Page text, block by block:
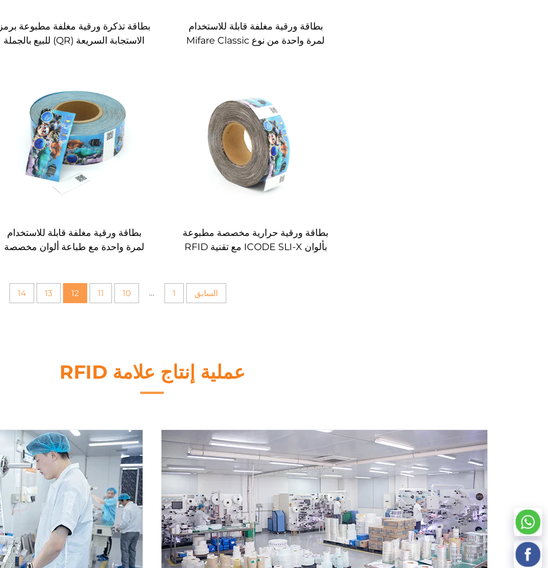
بطاقة ورقية مغلفة قابلة للاستخدام
لمرة واحدة من نوع Mifare Classic
بطاقة تذكرة ورقية مغلفة مطبوعة برمز
الاستجابة السريعة (QR) للبيع بالجملة
بطاقة ورقية حرارية مخصصة مطبوعة
بألوان ICODE SLI-X مع تقنية RFID
بطاقة ورقية مغلفة قابلة للاستخدام
لمرة واحدة مع طباعة ألوان مخصصة
السابق 1
...
10
11
12
13
14
عملية إنتاج علامة RFID